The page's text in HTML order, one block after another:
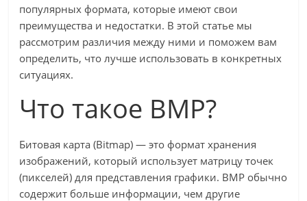
популярных формата, которые имеют свои
преимущества и недостатки. В этой статье мы
рассмотрим различия между ними и поможем вам
определить, что лучше использовать в конкретных
ситуациях.
Что такое BMP?
Битовая карта (Bitmap) — это формат хранения
изображений, который использует матрицу точек
(пикселей) для представления графики. BMP обычно
содержит больше информации, чем другие